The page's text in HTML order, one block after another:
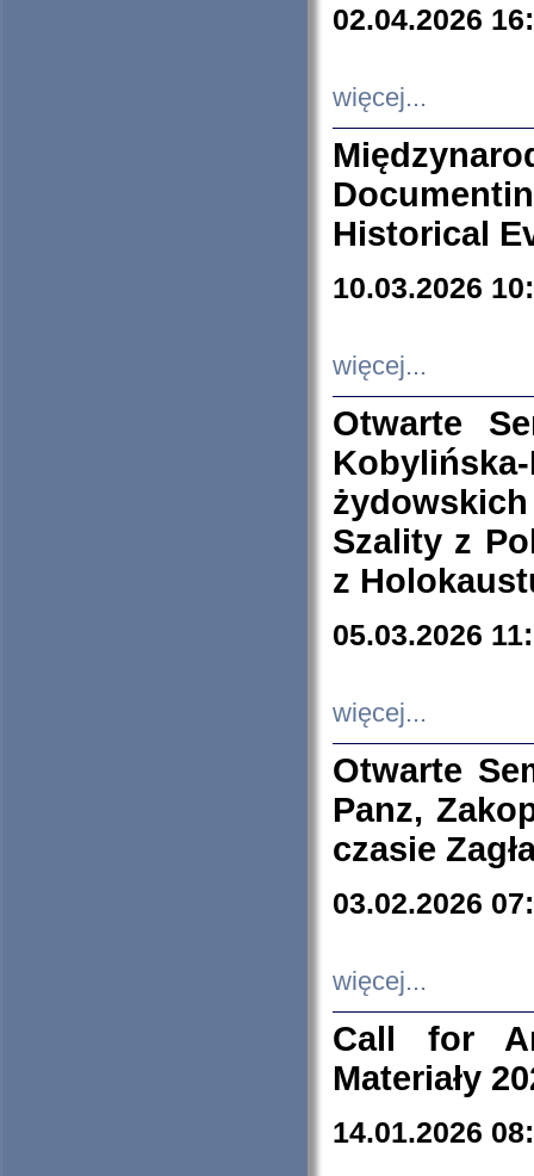
02.04.2026
więcej...
Historical
10.03.2026
więcej...
Otwarte
Szality z
z
05.03.2026
więcej...
Otwarte
Panz,
czasie
03.02.2026
więcej...
Call for
Materiały
14.01.2026